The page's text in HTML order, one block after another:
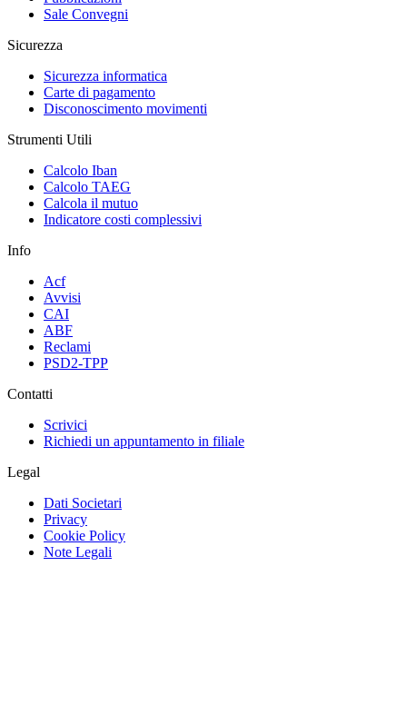
Sale Convegni
Sicurezza
Sicurezza informatica
Carte di pagamento
Disconoscimento movimenti
Strumenti Utili
Calcolo Iban
Calcolo TAEG
Calcola il mutuo
Indicatore costi complessivi
Info
Acf
Avvisi
CAI
ABF
Reclami
PSD2-TPP
Contatti
Scrivici
Richiedi un appuntamento in filiale
Legal
Dati Societari
Privacy
Cookie Policy
Note Legali